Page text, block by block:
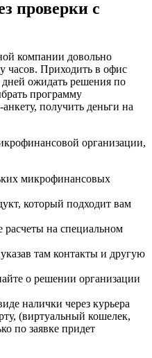
проверки с
компании довольно
часов. Приходить в офис
ожидать решения по
программу
получить деньги на
организации,
микрофинансовых
который подходит вам
расчеты на специальном
там контакты и другую
о решении организации
налички через курьера
(виртуальный кошелек,
по заявке придет